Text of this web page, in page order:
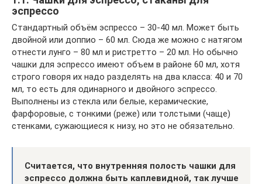
эспрессо
Стандартный объём эспрессо – 30-40 мл. Может быть
двойной или доппио – 60 мл. Сюда же можно с натягом
отнести лунго – 80 мл и ристретто – 20 мл. Но обычно
чашки для эспрессо имеют объем в районе 60 мл, хотя
строго говоря их надо разделять на два класса: 40 и 70
мл, то есть для одинарного и двойного эспрессо.
Выполнены из стекла или белые, керамические,
фарфоровые, с тонкими (реже) или толстыми (чаще)
стенками, сужающиеся к низу, но это не обязательно.
Считается, что внутренняя полость чашки для
эспрессо должна быть каплевидной, так лучше